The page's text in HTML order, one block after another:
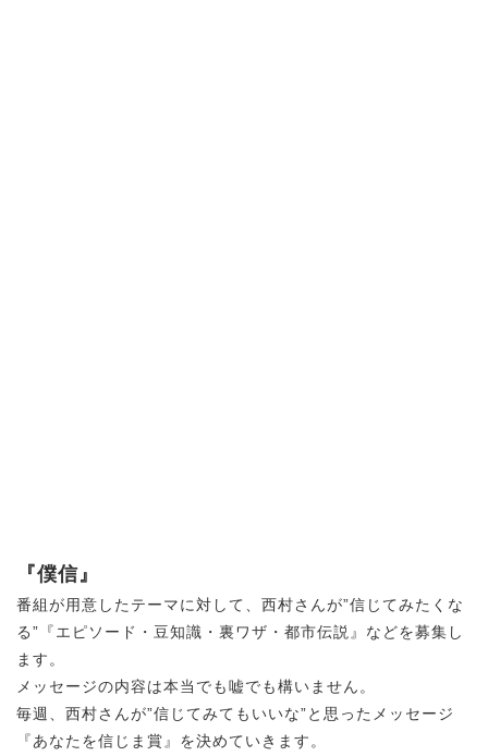
『僕信』
番組が用意したテーマに対して、西村さんが”信じてみたくな
る”『エピソード・豆知識・裏ワザ・都市伝説』などを募集し
ます。
メッセージの内容は本当でも嘘でも構いません。
毎週、西村さんが”信じてみてもいいな”と思ったメッセージ
『あなたを信じま賞』を決めていきます。